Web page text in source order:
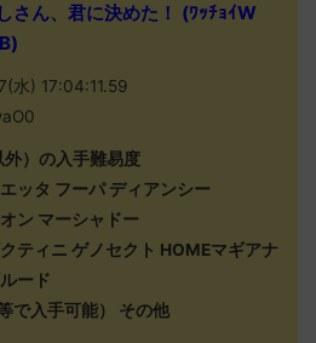
さん、君に決めた！ (ﾜｯﾁｮｲW
水) 17:04:11.59
外）の入手難易度
ッタ フーパ ディアンシー
ン マーシャドー
ティニ ゲノセクト HOMEマギアナ
ード
で入手可能） その他